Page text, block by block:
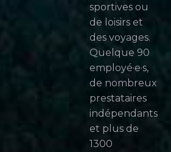
sportives ou
de loisirs et
des voyages.
Quelque 90
employé·e·s,
de nombreux
prestataires
indépendants
et plus de
1300